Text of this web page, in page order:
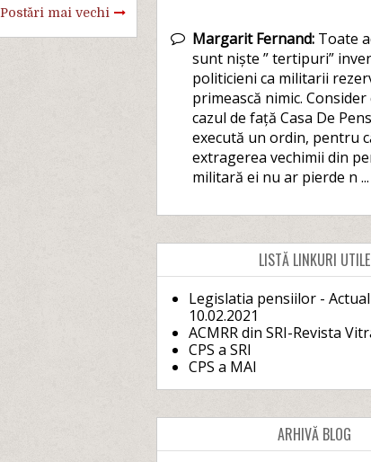
Postări mai vechi
Margarit Fernand:Toate
sunt niște ” tertipuri”
politicieni ca militarii
primească nimic. Consider
cazul de față Casa De
execută un ordin, pentru
extragerea vechimii din
militară ei nu ar pierde n ...
LISTĂ LINKURI UTILE
Legislatia pensiilor -
10.02.2021
ACMRR din SRI-Revista
CPS a SRI
CPS a MAI
ARHIVĂ BLOG